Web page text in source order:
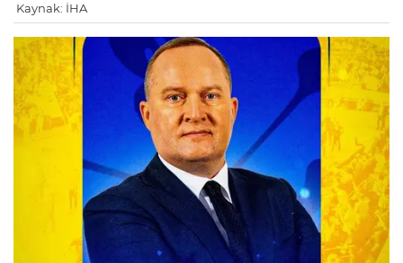
Kaynak: İHA